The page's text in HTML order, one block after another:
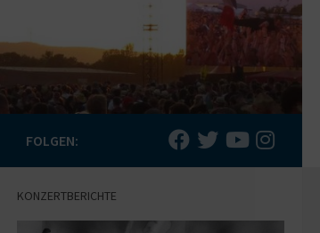
FOLGEN:
KONZERTBERICHTE